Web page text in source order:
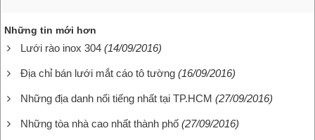
Những tin mới hơn
Lưới rào inox 304 (14/09/2016)
Địa chỉ bán lưới mắt cáo tô tường (16/09/2016)
Những địa danh nổi tiếng nhất tại TP.HCM (27/09/2016)
Những tòa nhà cao nhất thành phố (27/09/2016)